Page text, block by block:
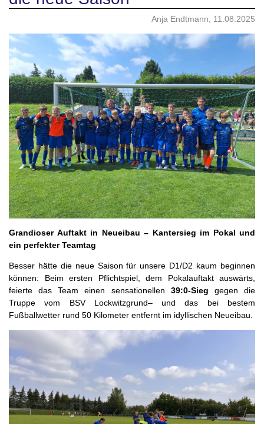
Anja Endtmann, 11.08.2025
Grandioser Auftakt in Neueibau – Kantersieg im Pokal und
ein perfekter Teamtag
Besser hätte die neue Saison für unsere D1/D2 kaum beginnen
können: Beim ersten Pflichtspiel, dem Pokalauftakt auswärts,
feierte das Team einen sensationellen 39:0-Sieg gegen die
Truppe vom BSV Lockwitzgrund– und das bei bestem
Fußballwetter rund 50 Kilometer entfernt im idyllischen Neueibau.